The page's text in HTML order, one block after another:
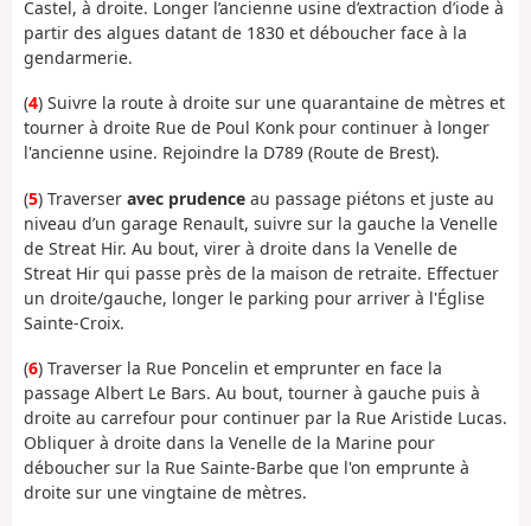
Castel, à droite. Longer l’ancienne usine d’extraction d’iode à
partir des algues datant de 1830 et déboucher face à la
gendarmerie.
(4) Suivre la route à droite sur une quarantaine de mètres et
tourner à droite Rue de Poul Konk pour continuer à longer
l'ancienne usine. Rejoindre la D789 (Route de Brest).
(5) Traverser avec prudence au passage piétons et juste au
niveau d’un garage Renault, suivre sur la gauche la Venelle
de Streat Hir. Au bout, virer à droite dans la Venelle de
Streat Hir qui passe près de la maison de retraite. Effectuer
un droite/gauche, longer le parking pour arriver à l'Église
Sainte-Croix.
(6) Traverser la Rue Poncelin et emprunter en face la
passage Albert Le Bars. Au bout, tourner à gauche puis à
droite au carrefour pour continuer par la Rue Aristide Lucas.
Obliquer à droite dans la Venelle de la Marine pour
déboucher sur la Rue Sainte-Barbe que l'on emprunte à
droite sur une vingtaine de mètres.